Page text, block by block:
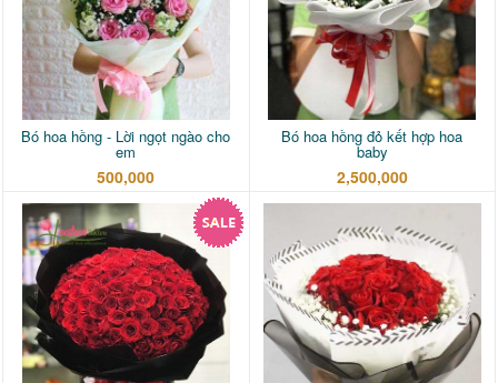
Bó hoa hồng - Lời ngọt ngào cho
em
500,000
Bó hoa hồng đỏ kết hợp hoa
baby
2,500,000